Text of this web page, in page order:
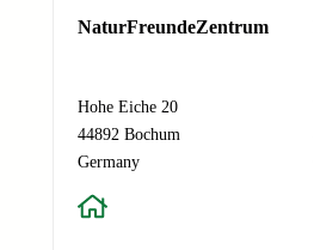
r
s
e
N
m
NaturFreundeZentrum
Hohe Eiche 20
44892 Bochum
Germany